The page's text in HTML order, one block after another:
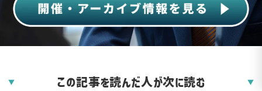
▼ この記事を読んだ人が次に読む ▼